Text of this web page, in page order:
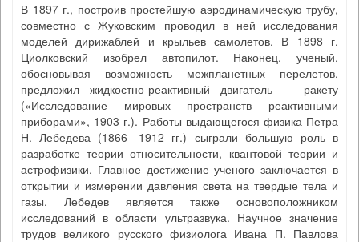
В 1897 г., построив простейшую аэродинамическую трубу,
совместно с Жуковским проводил в ней исследования
моделей дирижаблей и крыльев самолетов. В 1898 г.
Циолковский изобрел автопилот. Наконец, ученый,
обосновывая возможность межпланетных перелетов,
предложил жидкостно-реактивный двигатель — ракету
(«Исследование мировых пространств реактивными
приборами», 1903 г.). Работы выдающегося физика Петра
Н. Лебедева (1866—1912 гг.) сыграли большую роль в
разработке теории относительности, квантовой теории и
астрофизики. Главное достижение ученого заключается в
открытии и измерении давления света на твердые тела и
газы. Лебедев является также основоположником
исследований в области ультразвука. Научное значение
трудов великого русского физиолога Ивана П. Павлова